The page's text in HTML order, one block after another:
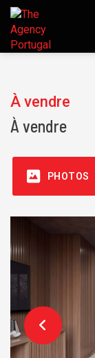
À vendre
À vendre
PHOTOS